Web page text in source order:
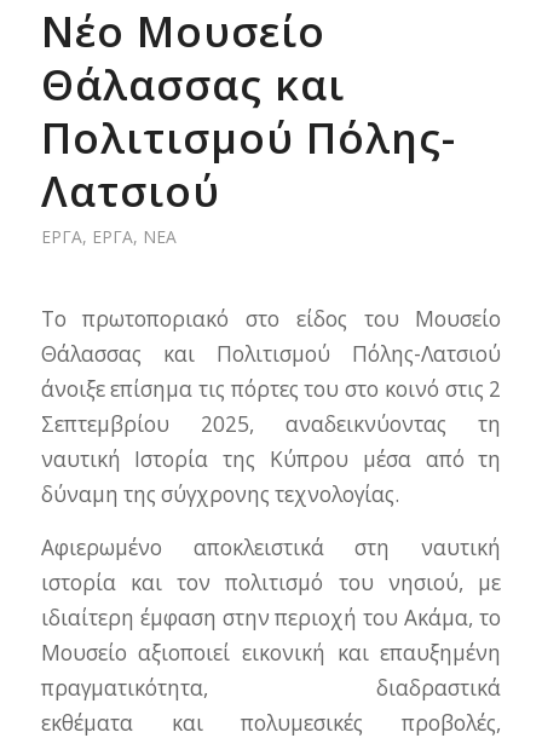
Nέο Μουσείο
Θάλασσας και
Πολιτισμού Πόλης-
Λατσιού
ΈΡΓΑ, ΈΡΓΑ, ΝΈΑ
Το πρωτοποριακό στο είδος του Μουσείο
Θάλασσας και Πολιτισμού Πόλης-Λατσιού
άνοιξε επίσημα τις πόρτες του στο κοινό στις 2
Σεπτεμβρίου 2025, αναδεικνύοντας τη
ναυτική Ιστορία της Κύπρου μέσα από τη
δύναμη της σύγχρονης τεχνολογίας.
Αφιερωμένο αποκλειστικά στη ναυτική
ιστορία και τον πολιτισμό του νησιού, με
ιδιαίτερη έμφαση στην περιοχή του Ακάμα, το
Μουσείο αξιοποιεί εικονική και επαυξημένη
πραγματικότητα, διαδραστικά
εκθέματα και πολυμεσικές προβολές,